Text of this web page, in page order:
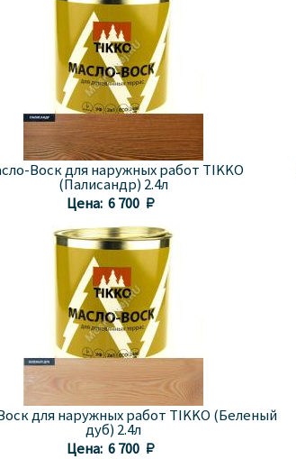
Воск для наружных работ TIKKO
(Палисандр) 2.4л
Цена: 6 700 
для наружных работ TIKKO (Беленый
дуб) 2.4л
Цена: 6 700 